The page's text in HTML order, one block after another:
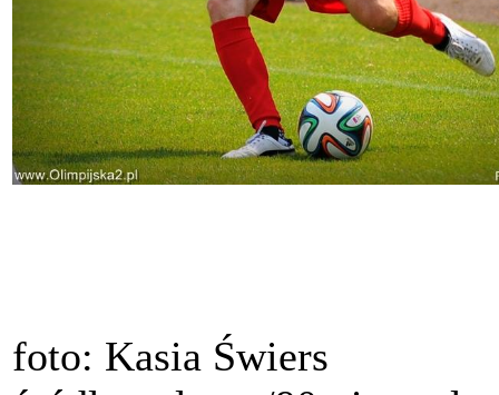
foto: Kasia Świers